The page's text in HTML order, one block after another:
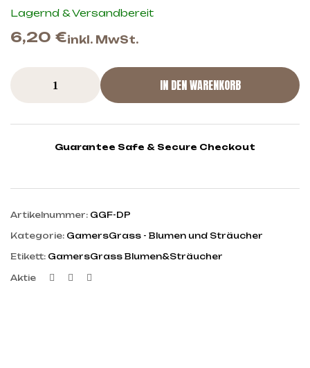
Lagernd & Versandbereit
6,20 €inkl. MwSt.
IN DEN WARENKORB
Guarantee Safe & Secure Checkout
Artikelnummer: GGF-DP
Kategorie: GamersGrass - Blumen und Sträucher
Etikett: GamersGrass Blumen&Sträucher
Aktie Facebook
Twitter